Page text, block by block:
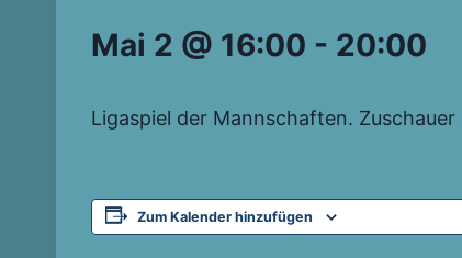
Mai 2 @ 16:00 - 20:00
Ligaspiel der Mannschaften.
Zum Kalender hinzufügen